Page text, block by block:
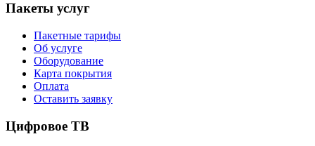
Пакеты услуг
Пакетные тарифы
Об услуге
Оборудование
Карта покрытия
Оплата
Оставить заявку
Цифровое ТВ